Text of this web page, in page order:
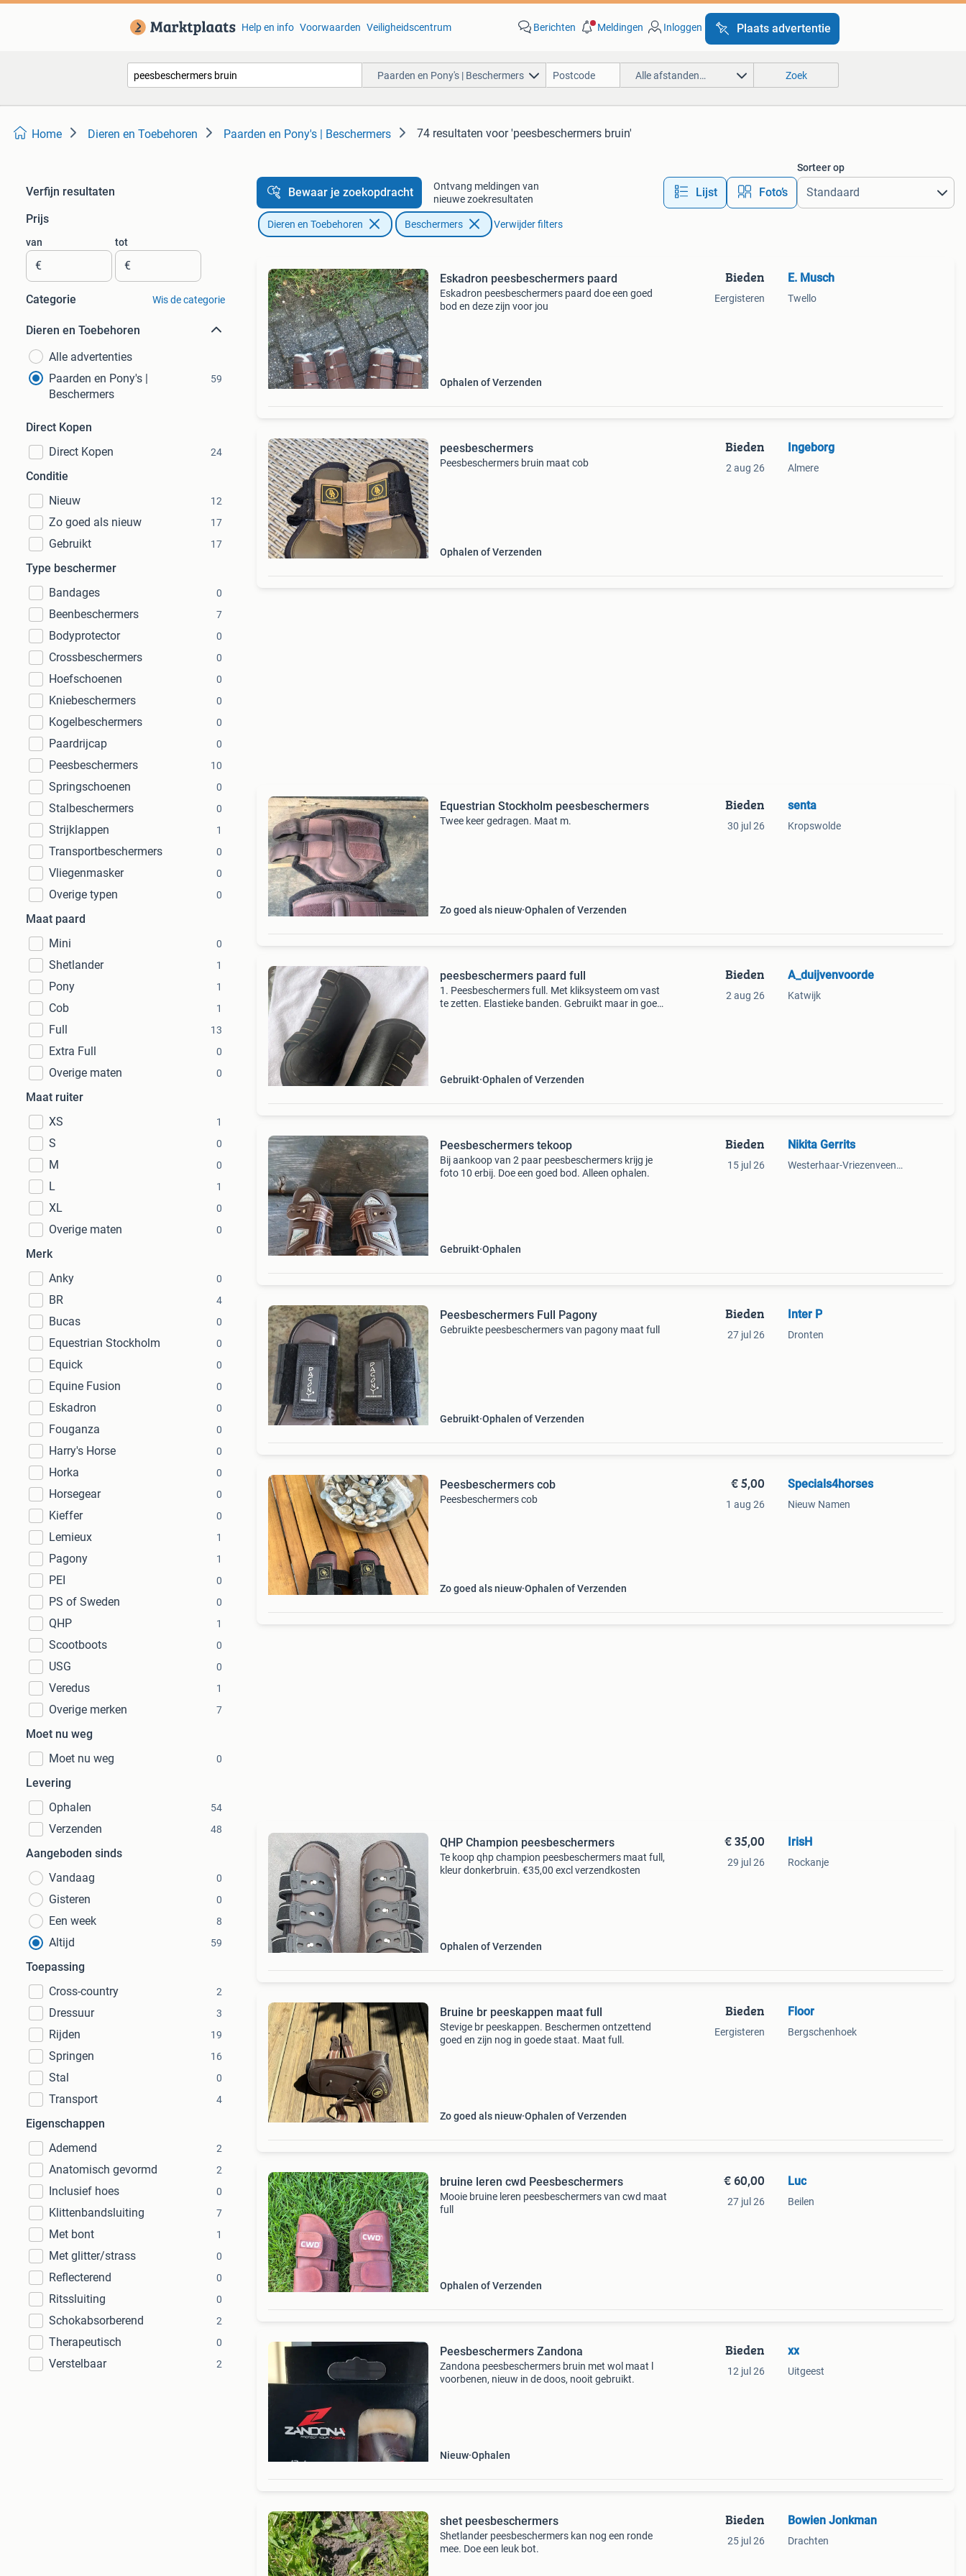
Help en info Voorwaarden Veiligheidscentrum Berichten Meldingen Inloggen Plaats advertentie
Paarden en Pony's | Beschermers Alle afstanden… Zoek
Home Dieren en Toebehoren Paarden en Pony's | Beschermers 74 resultaten voor 'peesbeschermers bruin'
Verfijn resultaten
Prijs
van
€
tot
€
Categorie Wis de categorie
Dieren en Toebehoren
Alle advertenties
Paarden en Pony's |
Beschermers
59
Direct Kopen
Direct Kopen
24
Conditie
Nieuw
12
Zo goed als nieuw 17
Gebruikt 17
Type beschermer
Bandages
0
Beenbeschermers 7
Bodyprotector 0
Crossbeschermers 0
Hoefschoenen 0
Kniebeschermers 0
Kogelbeschermers 0
Paardrijcap 0
Peesbeschermers 10
Springschoenen 0
Stalbeschermers 0
Strijklappen 1
Transportbeschermers 0
Vliegenmasker 0
Overige typen 0
Maat paard
Mini
0
Shetlander 1
Pony 1
Cob 1
Full 13
Extra Full 0
Overige maten 0
Maat ruiter
XS
1
S 0
M 0
L 1
XL 0
Overige maten 0
Merk
Anky
0
BR 4
Bucas 0
Equestrian Stockholm 0
Equick 0
Equine Fusion 0
Eskadron 0
Fouganza 0
Harry's Horse 0
Horka 0
Horsegear 0
Kieffer 0
Lemieux 1
Pagony 1
PEI 0
PS of Sweden 0
QHP 1
Scootboots 0
USG 0
Veredus 1
Overige merken 7
Moet nu weg
Moet nu weg
0
Levering
Ophalen
54
Verzenden 48
Aangeboden sinds
Vandaag
0
Gisteren 0
Een week 8
Altijd 59
Toepassing
Cross-country
2
Dressuur 3
Rijden 19
Springen 16
Stal 0
Transport 4
Eigenschappen
Ademend
2
Anatomisch gevormd 2
Inclusief hoes 0
Klittenbandsluiting 7
Met bont 1
Met glitter/strass 0
Reflecterend 0
Ritssluiting 0
Schokabsorberend 2
Therapeutisch 0
Verstelbaar 2
Bewaar je zoekopdracht
Ontvang meldingen van
nieuwe zoekresultaten
Lijst Foto’s
Sorteer op
Dieren en Toebehoren Beschermers Verwijder filters
Eskadron peesbeschermers paard
Eskadron peesbeschermers paard doe een goed
bod en deze zijn voor jou
Ophalen of Verzenden
Bieden
Eergisteren
E. Musch
Twello
peesbeschermers
Peesbeschermers bruin maat cob
Ophalen of Verzenden
Bieden
2 aug 26
Ingeborg
Almere
Equestrian Stockholm peesbeschermers
Twee keer gedragen. Maat m.
Zo goed als nieuw Ophalen of Verzenden
Bieden
30 jul 26
senta
Kropswolde
peesbeschermers paard full
1. Peesbeschermers full. Met kliksysteem om vast
te zetten. Elastieke banden. Gebruikt maar in goede
Gebruikt Ophalen of Verzenden
Bieden
2 aug 26
A_duijvenvoorde
Katwijk
Peesbeschermers tekoop
Bij aankoop van 2 paar peesbeschermers krijg je
foto 10 erbij. Doe een goed bod. Alleen ophalen.
Gebruikt Ophalen
Bieden
15 jul 26
Nikita Gerrits
Westerhaar-Vriezenveensewijk
Peesbeschermers Full Pagony
Gebruikte peesbeschermers van pagony maat full
Gebruikt Ophalen of Verzenden
Bieden
27 jul 26
Inter P
Dronten
Peesbeschermers cob
Peesbeschermers cob
Zo goed als nieuw Ophalen of Verzenden
€ 5,00
1 aug 26
Specials4horses
Nieuw Namen
QHP Champion peesbeschermers
Te koop qhp champion peesbeschermers maat full,
kleur donkerbruin. €35,00 excl verzendkosten
Ophalen of Verzenden
€ 35,00
29 jul 26
IrisH
Rockanje
Bruine br peeskappen maat full
Stevige br peeskappen. Beschermen ontzettend
goed en zijn nog in goede staat. Maat full.
Zo goed als nieuw Ophalen of Verzenden
Bieden
Eergisteren
Floor
Bergschenhoek
bruine leren cwd Peesbeschermers
Mooie bruine leren peesbeschermers van cwd maat
full
Ophalen of Verzenden
€ 60,00
27 jul 26
Luc
Beilen
Peesbeschermers Zandona
Zandona peesbeschermers bruin met wol maat l
voorbenen, nieuw in de doos, nooit gebruikt.
Nieuw Ophalen
Bieden
12 jul 26
xx
Uitgeest
shet peesbeschermers
Shetlander peesbeschermers kan nog een ronde
mee. Doe een leuk bot.
Bieden
25 jul 26
Bowien Jonkman
Drachten